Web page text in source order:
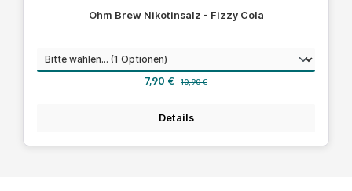
Ohm Brew Nikotinsalz - Fizzy Cola
Nikotinstärkeauswählen
Verkaufspreis:
7,90 € Regulärer Preis:
10,90 €
Details